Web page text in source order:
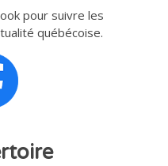
pour suivre les
québécoise.